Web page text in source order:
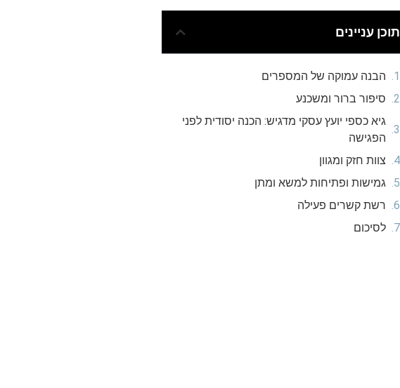
תוכן עניינים
הבנה עמוקה של המספרים
סיפור ברור ומשכנע
גיא כספי יועץ עסקי מדגיש: הכנה יסודית לפני
הפגישה
צוות חזק ומגוון
גמישות ופתיחות למשא ומתן
רשת קשרים פעילה
לסיכום